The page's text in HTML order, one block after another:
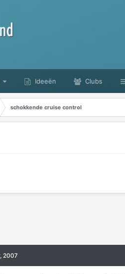
Ideeën Clubs
schokkende cruise control
2007